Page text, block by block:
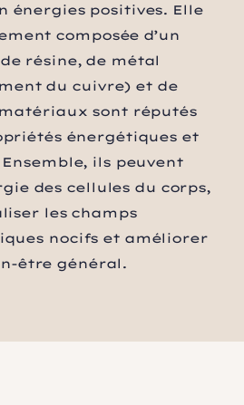
énergies positives. Elle
composée d’un
résine, de métal
du cuivre) et de
sont réputés
énergétiques et
ils peuvent
des cellules du corps,
les champs
nocifs et améliorer
être général.